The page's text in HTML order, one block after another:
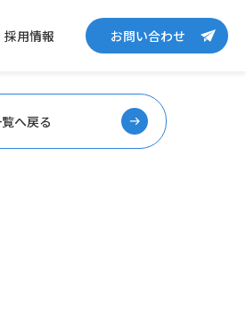
採用情報 お問い合わせ
へ戻る